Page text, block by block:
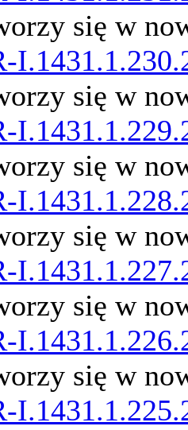
się w
się w
się w
się w
się w
się w